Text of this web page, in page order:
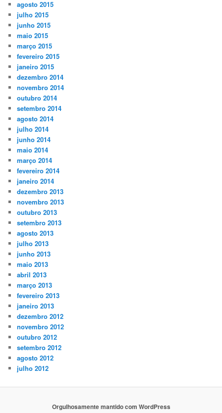
agosto 2015
julho 2015
junho 2015
maio 2015
março 2015
fevereiro 2015
janeiro 2015
dezembro 2014
novembro 2014
outubro 2014
setembro 2014
agosto 2014
julho 2014
junho 2014
maio 2014
março 2014
fevereiro 2014
janeiro 2014
dezembro 2013
novembro 2013
outubro 2013
setembro 2013
agosto 2013
julho 2013
junho 2013
maio 2013
abril 2013
março 2013
fevereiro 2013
janeiro 2013
dezembro 2012
novembro 2012
outubro 2012
setembro 2012
agosto 2012
julho 2012
Orgulhosamente mantido com WordPress